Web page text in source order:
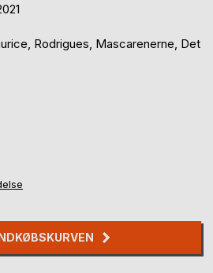
Rodrigues, Mascarenerne, Det